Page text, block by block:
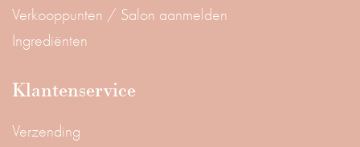
Verkooppunten / Salon aanmelden
Ingrediënten
Klantenservice
Verzending